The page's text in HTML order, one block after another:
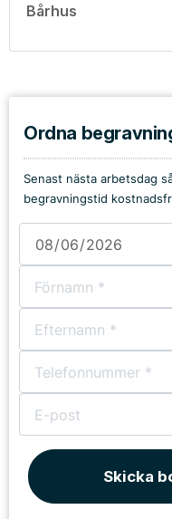
Bårhus
Ordna
Senast nästa arbetsdag
begravningstid
Skicka